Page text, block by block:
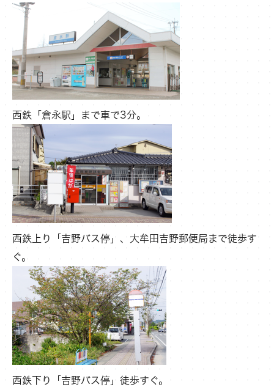
西鉄「倉永駅」まで車で3分。
西鉄上り「吉野バス停」、大牟田吉野郵便局まで徒歩す
ぐ。
西鉄下り「吉野バス停」徒歩すぐ。